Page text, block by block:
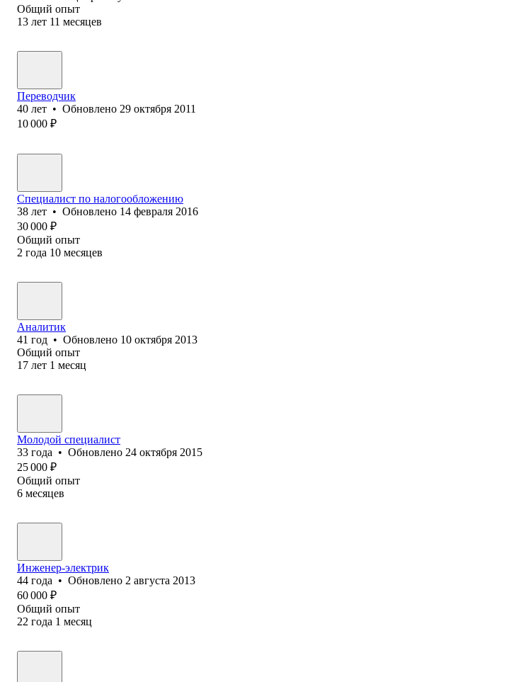
Общий опыт
13 лет 11 месяцев
Переводчик
40 лет • Обновлено 29 октября 2011
10 000 ₽
Специалист по налогообложению
38 лет • Обновлено 14 февраля 2016
30 000 ₽
Общий опыт
2 года 10 месяцев
Аналитик
41 год • Обновлено 10 октября 2013
Общий опыт
17 лет 1 месяц
Молодой специалист
33 года • Обновлено 24 октября 2015
25 000 ₽
Общий опыт
6 месяцев
Инженер-электрик
44 года • Обновлено 2 августа 2013
60 000 ₽
Общий опыт
22 года 1 месяц